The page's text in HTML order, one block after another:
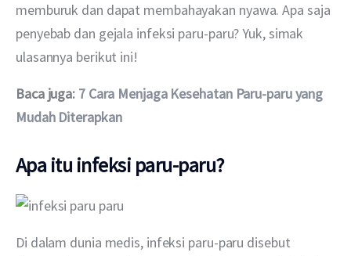
memburuk dan dapat membahayakan nyawa. Apa saja
penyebab dan gejala infeksi paru-paru? Yuk, simak
ulasannya berikut ini!
Baca juga: 7 Cara Menjaga Kesehatan Paru-paru yang
Mudah Diterapkan
Apa itu infeksi paru-paru?
Di dalam dunia medis, infeksi paru-paru disebut